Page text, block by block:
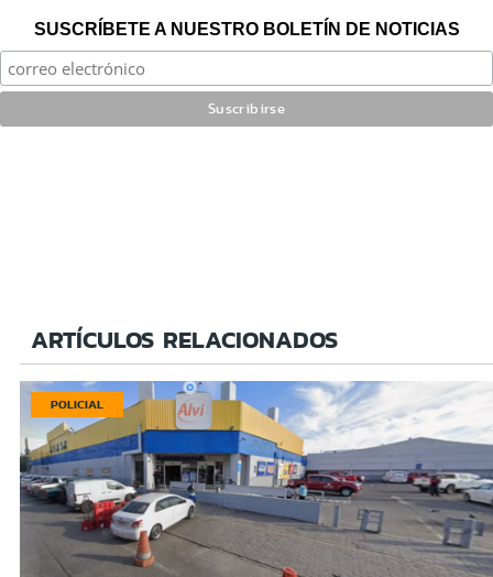
SUSCRÍBETE A NUESTRO BOLETÍN DE NOTICIAS
ARTÍCULOS RELACIONADOS
POLICIAL